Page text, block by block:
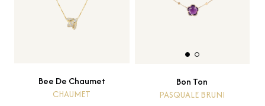
Bee De Chaumet
CHAUMET
Bon Ton
PASQUALE BRUNI